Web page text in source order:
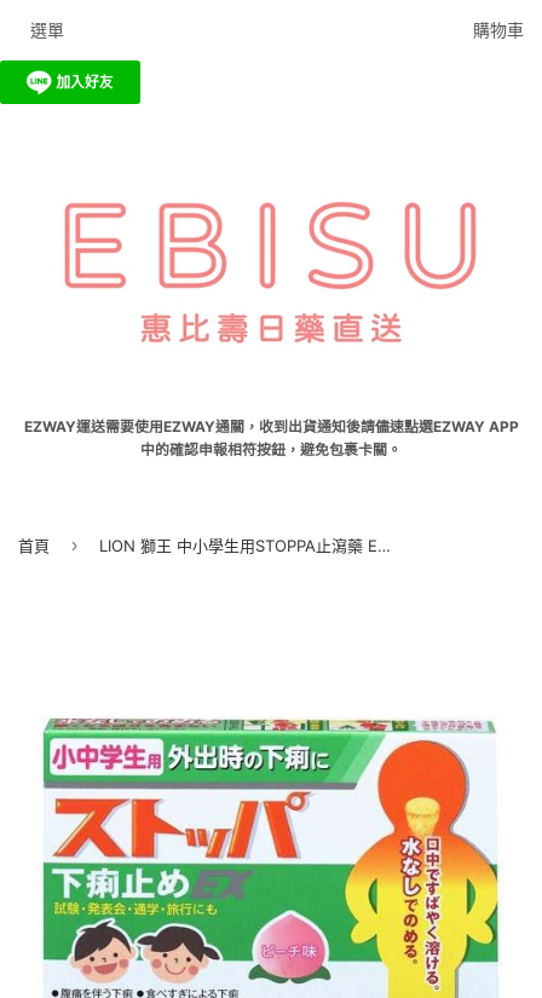
EZWAY運送需要使用EZWAY通關，收到出貨通知後請儘速點選EZWAY APP
中的確認申報相符按鈕，避免包裹卡關。
選單 購物車
首頁 › LION 獅王 中小學生用STOPPA止瀉藥 EX 12錠裝 【第2類医薬品】